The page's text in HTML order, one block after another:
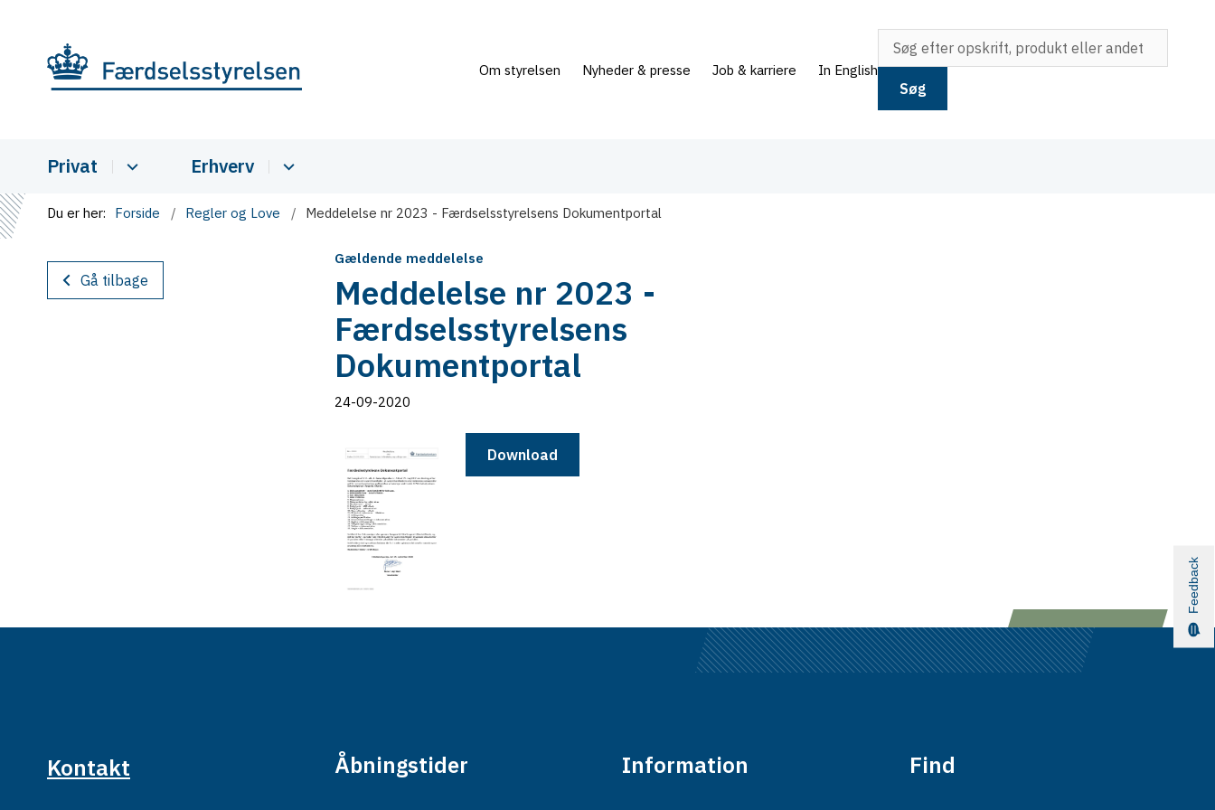
Om styrelsen Nyheder & presse Job & karriere In English
Søg
Privat Erhverv
Du er her: Forside Regler og Love Meddelelse nr 2023 - Færdselsstyrelsens Dokumentportal
Gå tilbage
Gældende meddelelse
Meddelelse nr 2023 -
Færdselsstyrelsens
Dokumentportal
24-09-2020
Download
Kontakt Åbningstider Information Find
Feedback